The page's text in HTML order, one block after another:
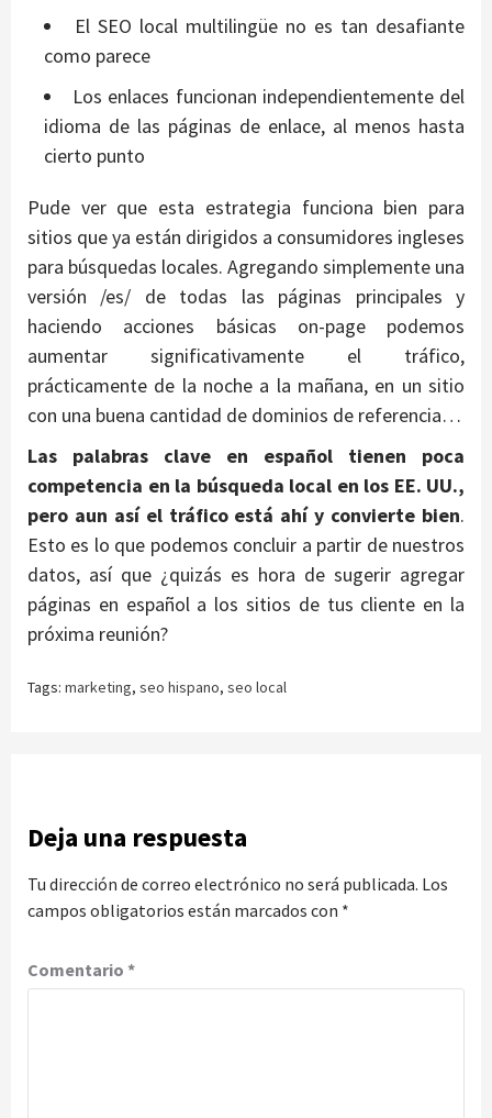
El SEO local multilingüe no es tan desafiante
como parece
Los enlaces funcionan independientemente del
idioma de las páginas de enlace, al menos hasta
cierto punto
Pude ver que esta estrategia funciona bien para
sitios que ya están dirigidos a consumidores ingleses
para búsquedas locales. Agregando simplemente una
versión /es/ de todas las páginas principales y
haciendo acciones básicas on-page podemos
aumentar significativamente el tráfico,
prácticamente de la noche a la mañana, en un sitio
con una buena cantidad de dominios de referencia…
Las palabras clave en español tienen poca
competencia en la búsqueda local en los EE. UU.,
pero aun así el tráfico está ahí y convierte bien.
Esto es lo que podemos concluir a partir de nuestros
datos, así que ¿quizás es hora de sugerir agregar
páginas en español a los sitios de tus cliente en la
próxima reunión?
Tags: marketing, seo hispano, seo local
Deja una respuesta
Tu dirección de correo electrónico no será publicada. Los
campos obligatorios están marcados con *
Comentario *